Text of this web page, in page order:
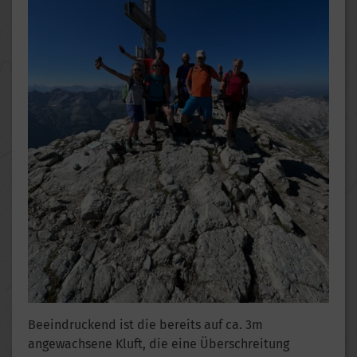
Beeindruckend ist die bereits auf ca. 3m
angewachsene Kluft, die eine Überschreitung